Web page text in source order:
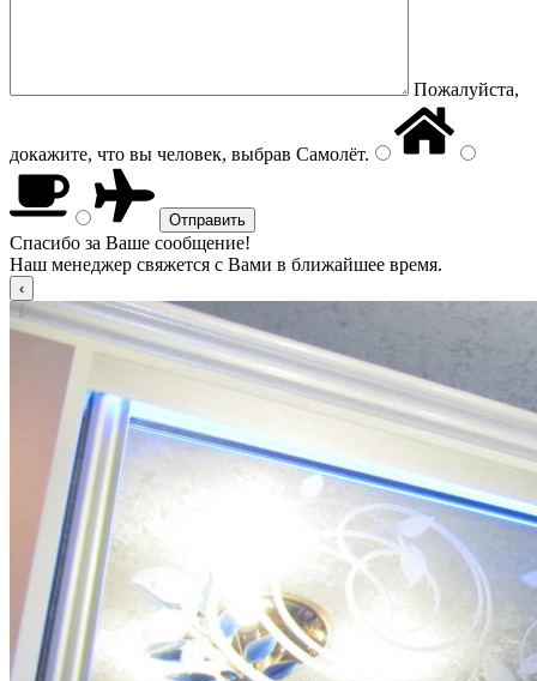
Пожалуйста,
докажите, что вы человек, выбрав Самолёт.
Спасибо за Ваше сообщение!
Наш менеджер свяжется с Вами в ближайшее время.